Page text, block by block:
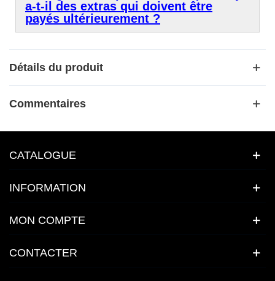
a-t-il des extras qui doivent être
payés ultérieurement ?
Détails du produit
Commentaires
CATALOGUE
INFORMATION
MON COMPTE
CONTACTER